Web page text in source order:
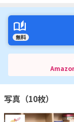
無料
写真（10枚）